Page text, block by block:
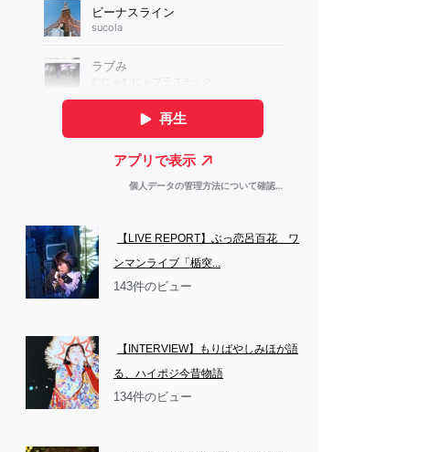
【LIVE REPORT】ぶっ恋呂百花　ワ
ンマンライブ「楯突...
143件のビュー
【INTERVIEW】もりばやしみほが語
る、ハイポジ今昔物語
134件のビュー